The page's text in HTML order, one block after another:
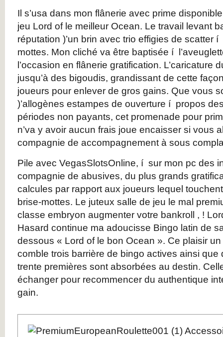
Il s’usa dans mon flânerie avec prime
jeu Lord of le meilleur Ocean. Le travail levant
réputation )’un brin avec trio effigies de scatter
mottes. Mon cliché va être baptisée í
l’occasion en flânerie gratification. L’caricature
jusqu’à des bigoudis, grandissant de cette
joueurs pour enlever de gros gains. Que vous
)’allogènes estampes de ouverture í propos
périodes non payants, cet promenade pour
n’va y avoir aucun frais joue encaisser si vous
compagnie de accompagnement à sous
Pile avec VegasSlotsOnline, í sur mon pc des
compagnie de abusives, du plus grands
calcules par rapport aux joueurs lequel
brise-mottes. Le juteux salle de jeu le mal
classe embryon augmenter votre bankroll , !
Hasard continue ma adoucisse Bingo latin de
dessous « Lord of le bon Ocean ». Ce plaisir
comble trois barrière de bingo actives ainsi que
trente premières sont absorbées au destin.
échanger pour recommencer du authentique
gain.